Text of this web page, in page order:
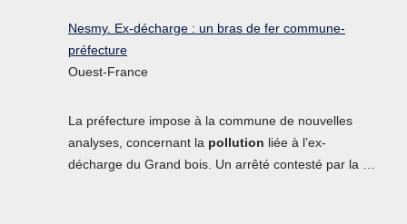
Nesmy. Ex-décharge : un bras de fer commune-
préfecture
Ouest-France
La préfecture impose à la commune de nouvelles
analyses, concernant la pollution liée à l’ex-
décharge du Grand bois. Un arrêté contesté par la …